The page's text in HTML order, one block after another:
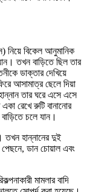
নিয়ে বিকেল আনুমানিক
তখন বাড়িতে ছিল তার
ডাক্তার দেখিয়ে
আসামাত্র ছেলে দিয়া
তার ঘরে এসে এসে
রেখে রুটি বানানোর
চলে যান।
তখন হান্নানের দুই
পেছনে, ডান চোয়াল এবং
মামলার বাদি